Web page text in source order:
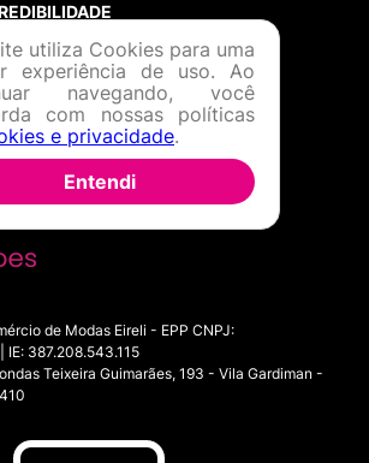
de Modas Eireli - EPP CNPJ:
387.208.543.115
Teixeira Guimarães, 193 - Vila Gardiman -
utiliza Cookies para uma
experiência de uso. Ao
navegando, você
com nossas políticas
e privacidade.
Entendi